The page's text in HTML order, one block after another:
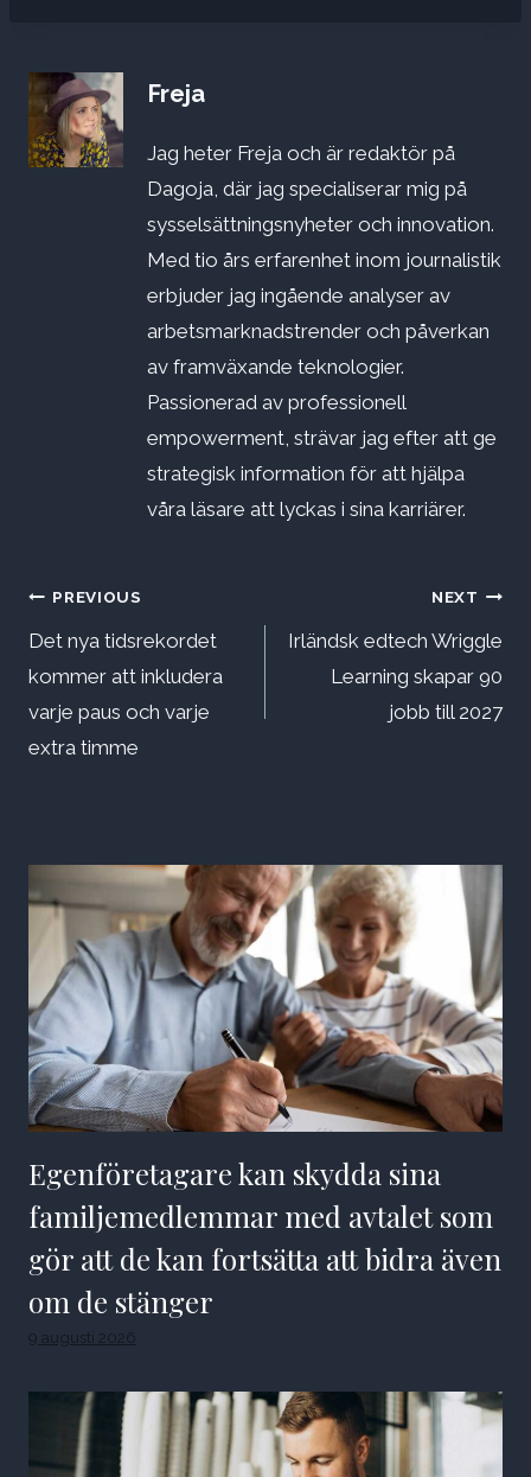
Freja
Jag heter Freja och är redaktör på
Dagoja, där jag specialiserar mig på
sysselsättningsnyheter och innovation.
Med tio års erfarenhet inom journalistik
erbjuder jag ingående analyser av
arbetsmarknadstrender och påverkan
av framväxande teknologier.
Passionerad av professionell
empowerment, strävar jag efter att ge
strategisk information för att hjälpa
våra läsare att lyckas i sina karriärer.
Inläggsnavigering
PREVIOUS
Det nya tidsrekordet
kommer att inkludera
varje paus och varje
extra timme
NEXT
Irländsk edtech Wriggle
Learning skapar 90
jobb till 2027
Egenföretagare kan skydda sina
familjemedlemmar med avtalet som
gör att de kan fortsätta att bidra även
om de stänger
9 augusti 2026